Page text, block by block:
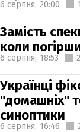
6 серпня, 20:00
Замість
коли
6 серпня, 18:53
Українці
"домашніх"
синоптики
6 серпня, 16:46